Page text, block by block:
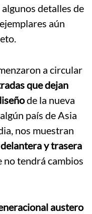
detalles de
aún
a circular
que dejan
de la nueva
país de Asia
nos muestran
y trasera
no tendrá cambios
austero